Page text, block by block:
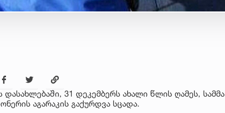
31 დეკემბერს ახალი წლის ღამეს, სამმა
აგარაკის გაქურდვა სცადა.